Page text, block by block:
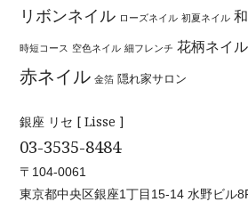
リボンネイル ローズネイル 初夏ネイル
時短コース 空色ネイル 細フレンチ 花柄ネイル
赤ネイル 金箔 隠れ家サロン
銀座 リセ [ Lisse ]
03-3535-8484
〒104-0061
東京都中央区銀座1丁目15-14 水野ビル